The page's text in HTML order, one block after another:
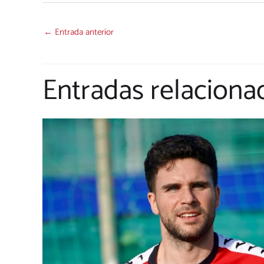
← Entrada anterior
Entradas